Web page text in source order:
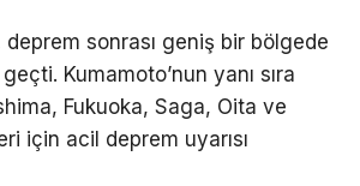
sonrası geniş bir bölgede
Kumamoto’nun yanı sıra
Fukuoka, Saga, Oita ve
için acil deprem uyarısı